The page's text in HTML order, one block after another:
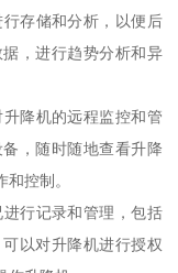
存储和分析，以便后
，进行趋势分析和异
降机的远程监控和管
，随时随地查看升降
控制。
行记录和管理，包括
以对升降机进行授权